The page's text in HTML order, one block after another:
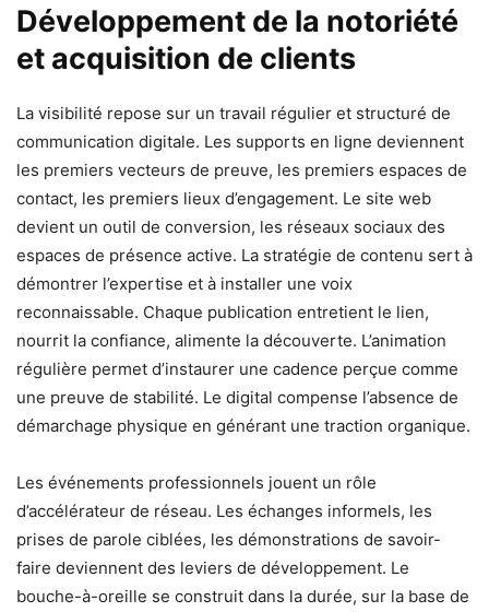
Développement de la notoriété
et acquisition de clients
La visibilité repose sur un travail régulier et structuré de
communication digitale. Les supports en ligne deviennent
les premiers vecteurs de preuve, les premiers espaces de
contact, les premiers lieux d’engagement. Le site web
devient un outil de conversion, les réseaux sociaux des
espaces de présence active. La stratégie de contenu sert à
démontrer l’expertise et à installer une voix
reconnaissable. Chaque publication entretient le lien,
nourrit la confiance, alimente la découverte. L’animation
régulière permet d’instaurer une cadence perçue comme
une preuve de stabilité. Le digital compense l’absence de
démarchage physique en générant une traction organique.
Les événements professionnels jouent un rôle
d’accélérateur de réseau. Les échanges informels, les
prises de parole ciblées, les démonstrations de savoir-
faire deviennent des leviers de développement. Le
bouche-à-oreille se construit dans la durée, sur la base de